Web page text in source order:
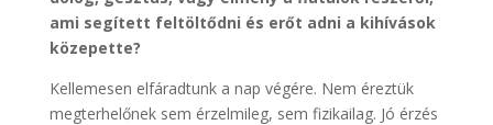
ami segített feltöltődni és erőt adni a kihívások
közepette?
Kellemesen elfáradtunk a nap végére. Nem éreztük
megterhelőnek sem érzelmileg, sem fizikailag. Jó érzés